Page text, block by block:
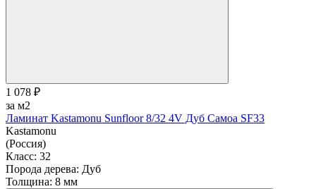
1 078 ₽
за м2
Ламинат Kastamonu Sunfloor 8/32 4V Дуб Самоа SF33
Kastamonu
(Россия)
Класс: 32
Порода дерева: Дуб
Толщина: 8 мм